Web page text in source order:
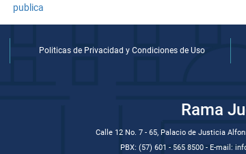
Politicas de Privacidad y Condiciones de Uso
Rama
Calle 12 No. 7 - 65, Palacio de Justicia
PBX: (57) 601 - 565 8500 - E-mail: